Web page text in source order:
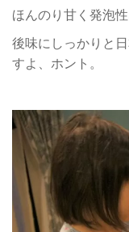
ほんのり甘く発泡
後味にしっかりと
すよ、ホント。